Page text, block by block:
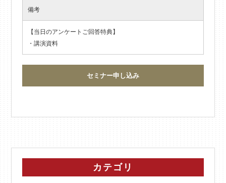
備考
【当日のアンケートご回答特典】
・講演資料
セミナー申し込み
カテゴリ